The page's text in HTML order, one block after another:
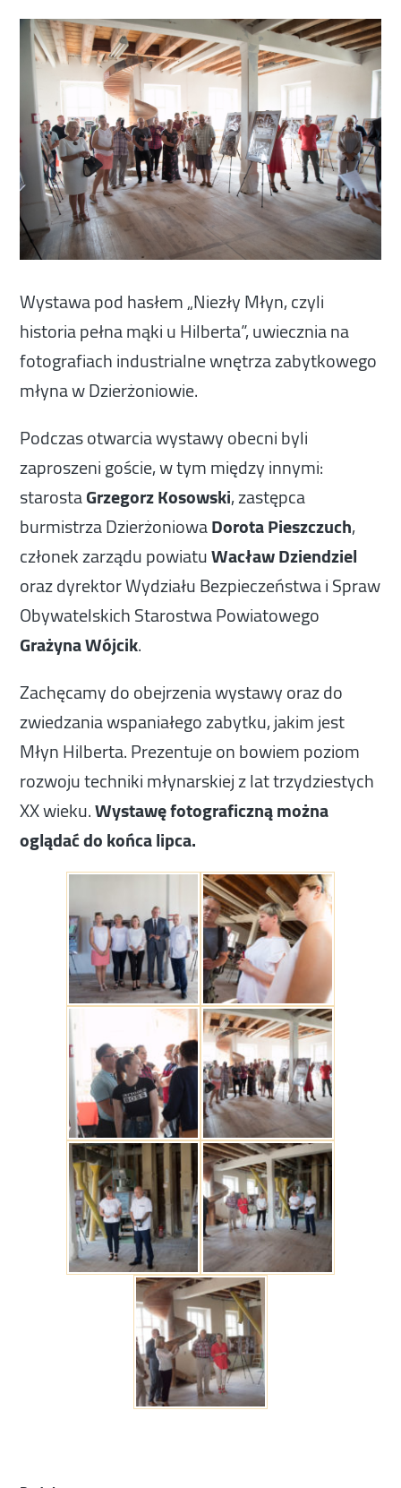
Wystawa pod hasłem „Niezły Młyn, czyli
historia pełna mąki u Hilberta”, uwiecznia na
fotografiach industrialne wnętrza zabytkowego
młyna w Dzierżoniowie.
Podczas otwarcia wystawy obecni byli
zaproszeni goście, w tym między innymi:
starostaGrzegorz Kosowski, zastępca
burmistrza DzierżoniowaDorota Pieszczuch,
członek zarządu powiatuWacław Dziendziel
oraz dyrektor Wydziału Bezpieczeństwa i Spraw
Obywatelskich Starostwa Powiatowego
Grażyna Wójcik.
Zachęcamy do obejrzenia wystawy oraz do
zwiedzania wspaniałego zabytku, jakim jest
Młyn Hilberta. Prezentuje on bowiem poziom
rozwoju techniki młynarskiej z lat trzydziestych
XX wieku.Wystawę fotograficzną można
oglądać do końca lipca.